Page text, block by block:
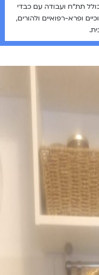
תת״ח ועבודה עם כבדי
ופרא-רפואיים ולהורים,